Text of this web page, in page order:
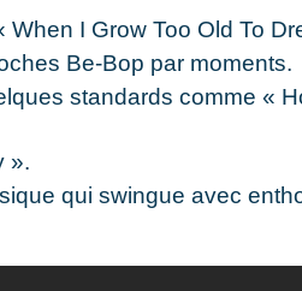
I Grow Too Old To
Be-Bop par moments.
standards comme «
».
qui swingue avec